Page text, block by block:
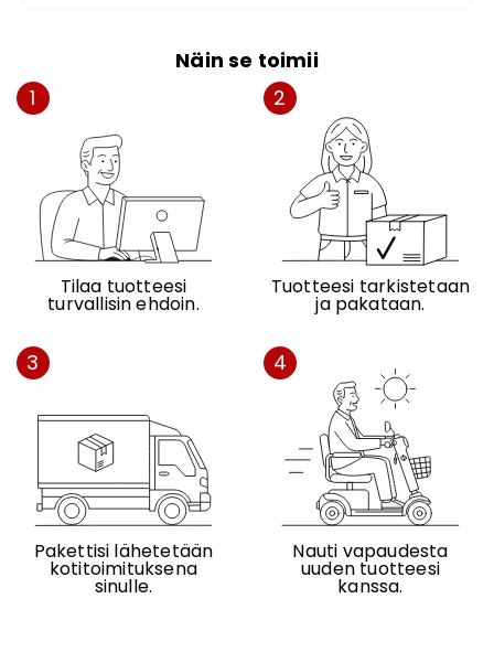
Näin se toimii
1
Tilaa tuotteesi
turvallisin ehdoin.
2
Tuotteesi tarkistetaan
ja pakataan.
3
Pakettisi lähetetään
kotitoimituksena
sinulle.
4
Nauti vapaudesta
uuden tuotteesi
kanssa.